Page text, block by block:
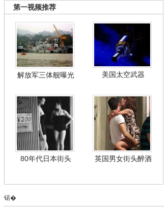
第一视频推荐
解放军三体舰曝光 美国太空武器
80年代日本街头 英国男女街头醉酒
锘�